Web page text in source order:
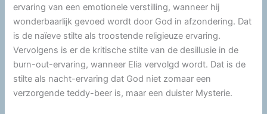
ervaring van een emotionele verstilling, wanneer hij
wonderbaarlijk gevoed wordt door God in afzondering. Dat
is de naïeve stilte als troostende religieuze ervaring.
Vervolgens is er de kritische stilte van de desillusie in de
burn-out-ervaring, wanneer Elia vervolgd wordt. Dat is de
stilte als nacht-ervaring dat God niet zomaar een
verzorgende teddy-beer is, maar een duister Mysterie.